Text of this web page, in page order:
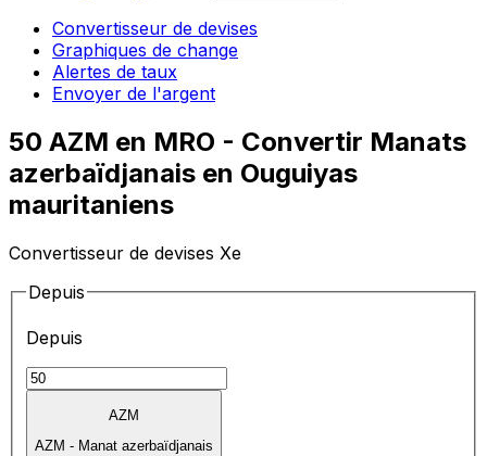
Convertisseur de devises
Graphiques de change
Alertes de taux
Envoyer de l'argent
50 AZM en MRO - Convertir Manats
azerbaïdjanais en Ouguiyas
mauritaniens
Convertisseur de devises Xe
Depuis
Depuis
AZM
AZM - Manat azerbaïdjanais